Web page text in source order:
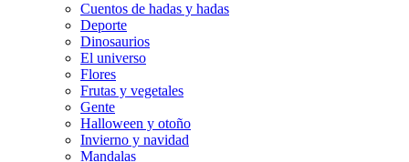
Cuentos de hadas y hadas
Deporte
Dinosaurios
El universo
Flores
Frutas y vegetales
Gente
Halloween y otoño
Invierno y navidad
Mandalas